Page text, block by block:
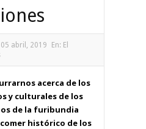
05 abril, 2019 En: El
acerca de los
y culturales de los
de la furibundia
histórico de los